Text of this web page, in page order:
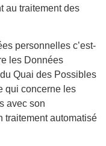
au traitement des
personnelles c’est-
les Données
Quai des Possibles
qui concerne les
avec son
traitement automatisé